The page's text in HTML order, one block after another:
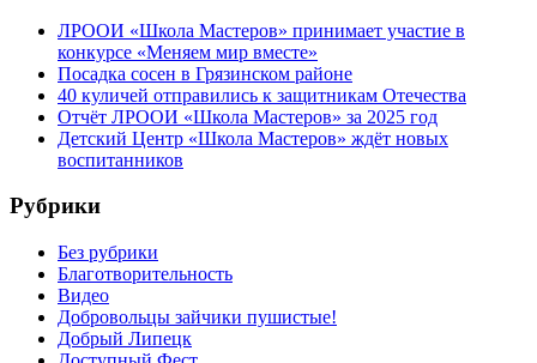
ЛРООИ «Школа Мастеров» принимает участие в
конкурсе «Меняем мир вместе»
Посадка сосен в Грязинском районе
40 куличей отправились к защитникам Отечества
Отчёт ЛРООИ «Школа Мастеров» за 2025 год
Детский Центр «Школа Мастеров» ждёт новых
воспитанников
Рубрики
Без рубрики
Благотворительность
Видео
Добровольцы зайчики пушистые!
Добрый Липецк